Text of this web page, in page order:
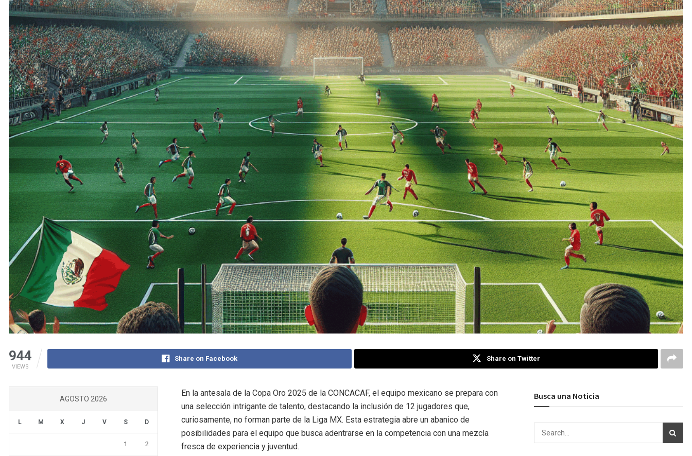
944
VIEWS
Share on Facebook Share on Twitter
En la antesala de la Copa Oro 2025 de la CONCACAF, el equipo mexicano se prepara con
una selección intrigante de talento, destacando la inclusión de 12 jugadores que,
curiosamente, no forman parte de la Liga MX. Esta estrategia abre un abanico de
posibilidades para el equipo que busca adentrarse en la competencia con una mezcla
fresca de experiencia y juventud.
AGOSTO 2026
L M X J V S D
1 2
Busca una Noticia